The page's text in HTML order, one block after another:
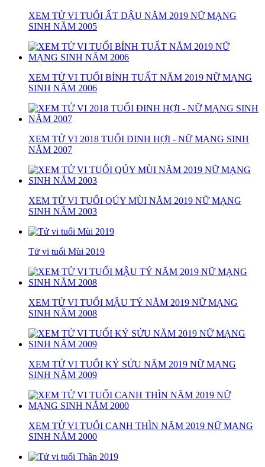
XEM TỬ VI TUỔI ẤT DẬU NĂM 2019 NỮ MẠNG
SINH NĂM 2005
XEM TỬ VI TUỔI BÍNH TUẤT NĂM 2019 NỮ MẠNG
SINH NĂM 2006
XEM TỬ VI 2018 TUỔI ĐINH HỢI - NỮ MẠNG SINH
NĂM 2007
XEM TỬ VI TUỔI QÚY MÙI NĂM 2019 NỮ MẠNG
SINH NĂM 2003
Tử vi tuổi Mùi 2019
XEM TỬ VI TUỔI MẬU TÝ NĂM 2019 NỮ MẠNG
SINH NĂM 2008
XEM TỬ VI TUỔI KỶ SỬU NĂM 2019 NỮ MẠNG
SINH NĂM 2009
XEM TỬ VI TUỔI CANH THÌN NĂM 2019 NỮ MẠNG
SINH NĂM 2000